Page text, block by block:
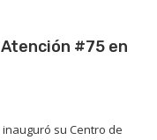
#75 en
su Centro de